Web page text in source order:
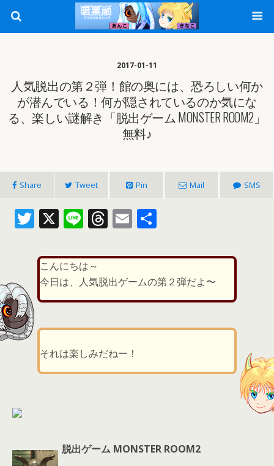
2017-01-11
人気脱出の第２弾！館の奥には、恐ろしい何か
が潜んでいる！何が隠されているのか気にな
る、楽しい謎解き「脱出ゲーム MONSTER ROOM2」
無料♪
Share Tweet Pin Mail SMS
T
itt
er
X Li
e
T
re
a
d
E
ai
l
こんにちは～
今日は、人気脱出ゲームの第２弾だよ〜
それは楽しみだねー！
脱出ゲーム MONSTER ROOM2